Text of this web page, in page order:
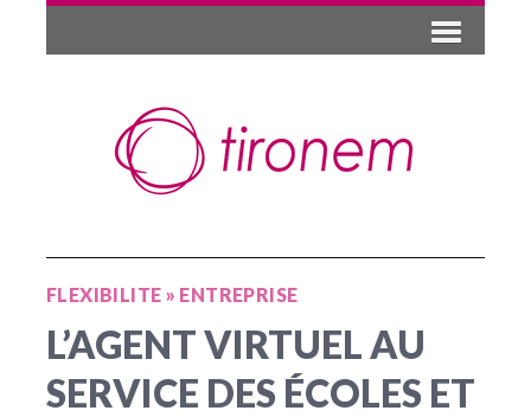
FLEXIBILITE » ENTREPRISE
L’AGENT VIRTUEL AU
SERVICE DES ÉCOLES ET